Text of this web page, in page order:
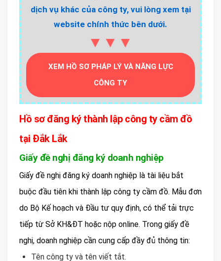
dịch vụ khác của công ty, vui lòng xem tại
website chính thức bên dưới.
▼▼▼
XEM HỒ SƠ PHÁP LÝ VÀ NĂNG LỰC
CÔNG TY
Hồ sơ đăng ký thành lập công ty cầm đồ
tại Đắk Lắk
Giấy đề nghị đăng ký doanh nghiệp
Giấy đề nghị đăng ký doanh nghiệp là tài liệu bắt
buộc đầu tiên khi thành lập công ty cầm đồ. Mẫu đơn
do Bộ Kế hoạch và Đầu tư quy định, có thể tải trực
tiếp từ Sở KH&ĐT hoặc nộp online. Trong giấy đề
nghị, doanh nghiệp cần cung cấp đầy đủ thông tin:
Tên công ty và tên viết tắt.